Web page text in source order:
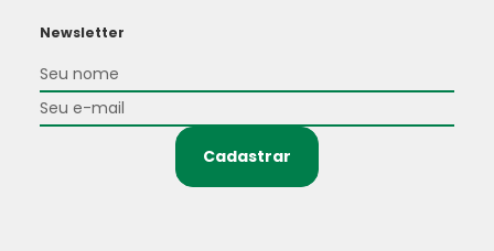
Newsletter
Cadastrar